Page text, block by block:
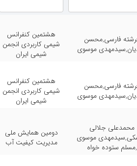
فارسی,محسن
موسوی
هشتمین کنفرانس
شیمی کاربردی انجمن
شیمی ایران
فارسی,محسن
موسوی
هشتمین کنفرانس
شیمی کاربردی انجمن
شیمی ایران
محمدعلی جلالی
موسوی
,مسلم ستوده خواه
دومین همایش ملی
مدیریت کیفیت آب